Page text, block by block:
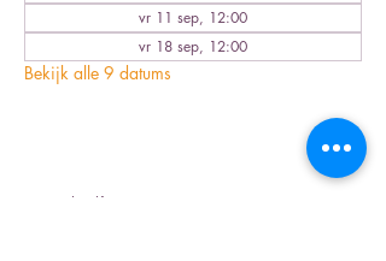
vr 11 sep, 12:00
vr 18 sep, 12:00
Bekijk alle 9 datums
Deel dit evenement